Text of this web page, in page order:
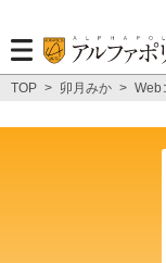
TOP > 卯月みか > Web